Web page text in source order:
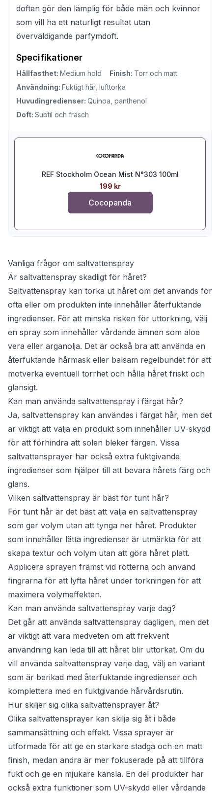
doften gör den lämplig för både män och kvinnor
som vill ha ett naturligt resultat utan
överväldigande parfymdoft.
Specifikationer
Hållfasthet: Medium hold Finish: Torr och matt
Användning: Fuktigt hår, lufttorka
Huvudingredienser: Quinoa, panthenol
Doft: Subtil och fräsch
REF Stockholm Ocean Mist N°303 100ml
199 kr
Cocopanda
Vanliga frågor om saltvattenspray
Är saltvattenspray skadligt för håret?
Saltvattenspray kan torka ut håret om det används för
ofta eller om produkten inte innehåller återfuktande
ingredienser. För att minska risken för uttorkning, välj
en spray som innehåller vårdande ämnen som aloe
vera eller arganolja. Det är också bra att använda en
återfuktande hårmask eller balsam regelbundet för att
motverka eventuell torrhet och hålla håret friskt och
glansigt.
Kan man använda saltvattenspray i färgat hår?
Ja, saltvattenspray kan användas i färgat hår, men det
är viktigt att välja en produkt som innehåller UV-skydd
för att förhindra att solen bleker färgen. Vissa
saltvattensprayer har också extra fuktgivande
ingredienser som hjälper till att bevara hårets färg och
glans.
Vilken saltvattenspray är bäst för tunt hår?
För tunt hår är det bäst att välja en saltvattenspray
som ger volym utan att tynga ner håret. Produkter
som innehåller lätta ingredienser är utmärkta för att
skapa textur och volym utan att göra håret platt.
Applicera sprayen främst vid rötterna och använd
fingrarna för att lyfta håret under torkningen för att
maximera volymeffekten.
Kan man använda saltvattenspray varje dag?
Det går att använda saltvattenspray dagligen, men det
är viktigt att vara medveten om att frekvent
användning kan leda till att håret blir uttorkat. Om du
vill använda saltvattenspray varje dag, välj en variant
som är berikad med återfuktande ingredienser och
komplettera med en fuktgivande hårvårdsrutin.
Hur skiljer sig olika saltvattensprayer åt?
Olika saltvattensprayer kan skilja sig åt i både
sammansättning och effekt. Vissa sprayer är
utformade för att ge en starkare stadga och en matt
finish, medan andra är mer fokuserade på att tillföra
fukt och ge en mjukare känsla. En del produkter har
också extra funktioner som UV-skydd eller vårdande